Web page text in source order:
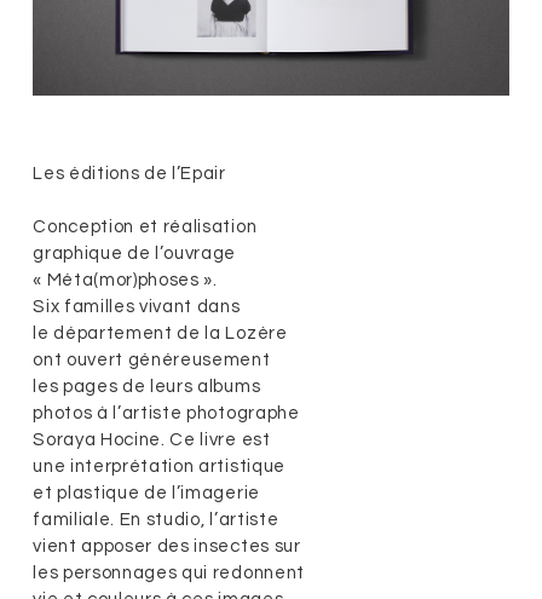
Les éditions de l’Epair
Conception et réalisation
graphique de l’ouvrage
« Méta(mor)phoses ».
Six familles vivant dans
le département de la Lozère
ont ouvert généreusement
les pages de leurs albums
photos à l’artiste photographe
Soraya Hocine. Ce livre est
une interprétation artistique
et plastique de l’imagerie
familiale. En studio, l’artiste
vient apposer des insectes sur
les personnages qui redonnent